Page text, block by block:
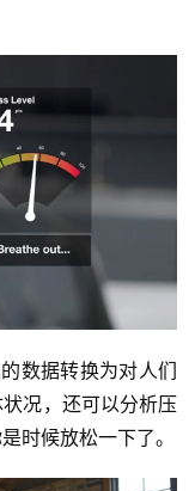
数据转换为对人们
况，还可以分析压
时候放松一下了。